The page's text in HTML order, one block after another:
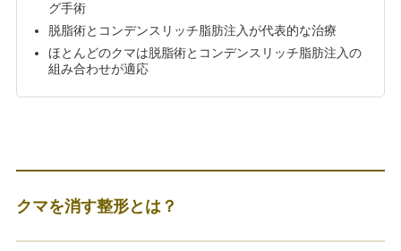
グ手術
脱脂術とコンデンスリッチ脂肪注入が代表的な治療
ほとんどのクマは脱脂術とコンデンスリッチ脂肪注入の
組み合わせが適応
クマを消す整形とは？